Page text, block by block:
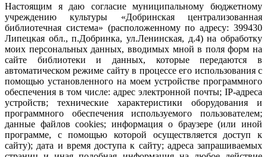
Настоящим я даю согласие муниципальному бюджетному
учреждению культуры «Добринская централизованная
библиотечная система» (расположенному по адресу: 399430
Липецкая обл., п.Добринка, ул.Ленинская, д.4) на обработку
моих персональных данных, вводимых мной в поля форм на
сайте библиотеки и данных, которые передаются в
автоматическом режиме сайту в процессе его использования с
помощью установленного на моем устройстве программного
обеспечения в том числе: адрес электронной почты; IP-адреса
устройств; технические характеристики оборудования и
программного обеспечения используемого пользователем;
данные файлов cookies; информация о браузере (или иной
программе, с помощью которой осуществляется доступ к
сайту); дата и время доступа к сайту; адреса запрашиваемых